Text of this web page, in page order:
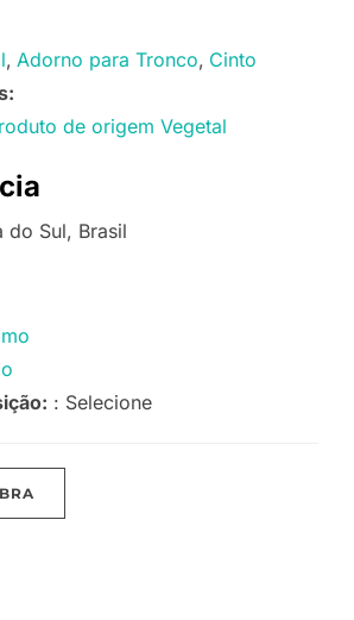
Adorno para Tronco Cinto
de origem Vegetal
do Sul, Brasil
: Selecione